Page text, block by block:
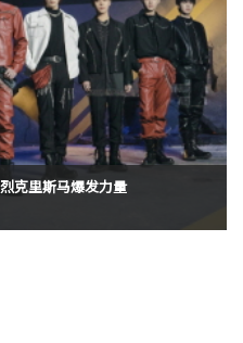
克里斯马爆发力量